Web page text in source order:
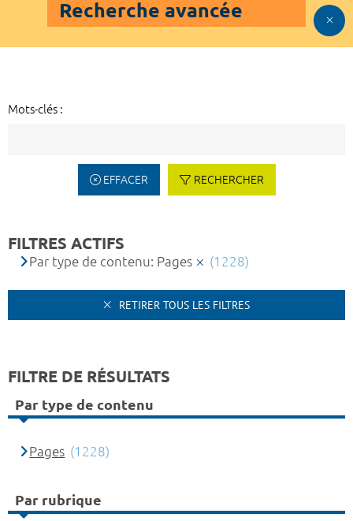
Recherche avancée
Mots-clés :
EFFACER RECHERCHER
FILTRES ACTIFS
Par type de contenu: Pages (1228)
RETIRER TOUS LES FILTRES
FILTRE DE RÉSULTATS
Par type de contenu
Pages (1228)
Par rubrique